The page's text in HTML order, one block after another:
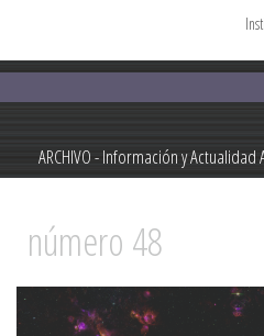
contenido
ARCHIVO - Información y
Información y Actualidad Astronómica
número 48